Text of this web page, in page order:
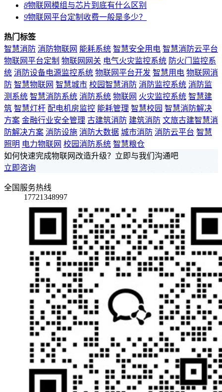
8物联网模组与芯片到底有什么区别
9物联网平台定制收费一般是多少？
热门标签
智慧消防 消防物联网 能耗系统 智慧安全用电 智慧消防云平台
物联网平台定制 物联网网关 电气火灾监控系统 防火门监控系
统 消防设备电源监控系统 物联网平台开发 智慧用电 物联网消
防 智慧物联网 智慧城市 校园智慧消防 消防监控系统 消防监
测系统 智慧消防系统 消防系统 物联网 火灾监控系统 智慧建
筑 智慧灯杆 配电机房监控 能耗管理 智慧校园 智慧消防解决
方案 金融行业安全管理 古建筑消防 建筑消防 文旅古建智慧消
防解决方案 消防设施 消防大数据 城市消防 消防云平台 智慧
照明 电力物联网 校园消防系统 智慧粮仓
如何快速完成物联网改造升级？立即与我们沟通吧
立即咨询
全国服务热线
17721348997